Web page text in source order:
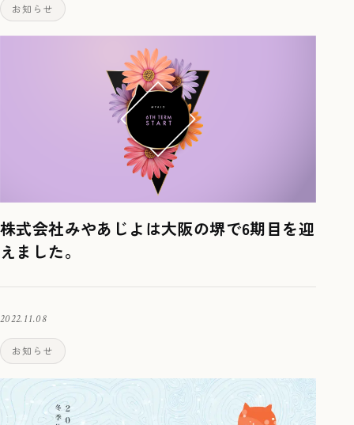
お知らせ
株式会社みやあじよは大阪の堺で6期目を迎
えました。
2022.11.08
お知らせ